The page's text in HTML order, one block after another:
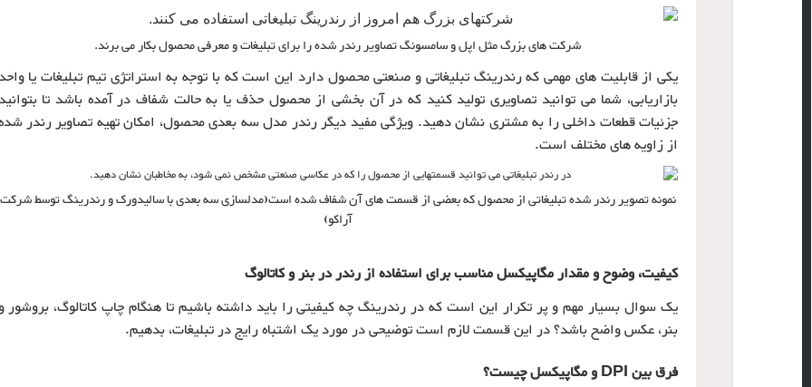
شرکت های بزرگ مثل اپل و سامسونگ تصاویر رندر شده را برای تبلیغات و معرفی محصول بکار می برند.
یکی از قابلیت های مهمی که رندرینگ تبلیغاتی و صنعتی محصول دارد این است که با توجه به استراتژی تیم تبلیغات یا
بازاریابی، شما می توانید تصاویری تولید کنید که در آن بخشی از محصول حذف یا به حالت شفاف در آمده باشد تا
جزئیات قطعات داخلی را به مشتری نشان دهید. ویژگی مفید دیگر رندر مدل سه بعدی محصول، امکان تهیه تصاویر رندر
از زاویه های مختلف است.
نمونه تصویر رندر شده تبلیغاتی از محصول که بعضی از قسمت های آن شفاف شده است(مدلسازی سه بعدی با سالیدورک و رندرینگ توسط شرکت
آراکو)
کیفیت، وضوح و مقدار مگاپیکسل مناسب برای استفاده از رندر در بنر و کاتالوگ
یک سوال بسیار مهم و پر تکرار این است که در رندرینگ چه کیفیتی را باید داشته باشیم تا هنگام چاپ کاتالوگ، بروشور
بنر، عکس واضح باشد؟ در این قسمت لازم است توضیحی در مورد یک اشتباه رایج در تبلیغات، بدهیم.
فرق بین DPI و مگاپیکسل چیست؟